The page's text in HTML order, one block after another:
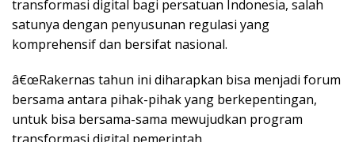
transformasi digital bagi persatuan Indonesia, salah
satunya dengan penyusunan regulasi yang
komprehensif dan bersifat nasional.
â€œRakernas tahun ini diharapkan bisa menjadi forum
bersama antara pihak-pihak yang berkepentingan,
untuk bisa bersama-sama mewujudkan program